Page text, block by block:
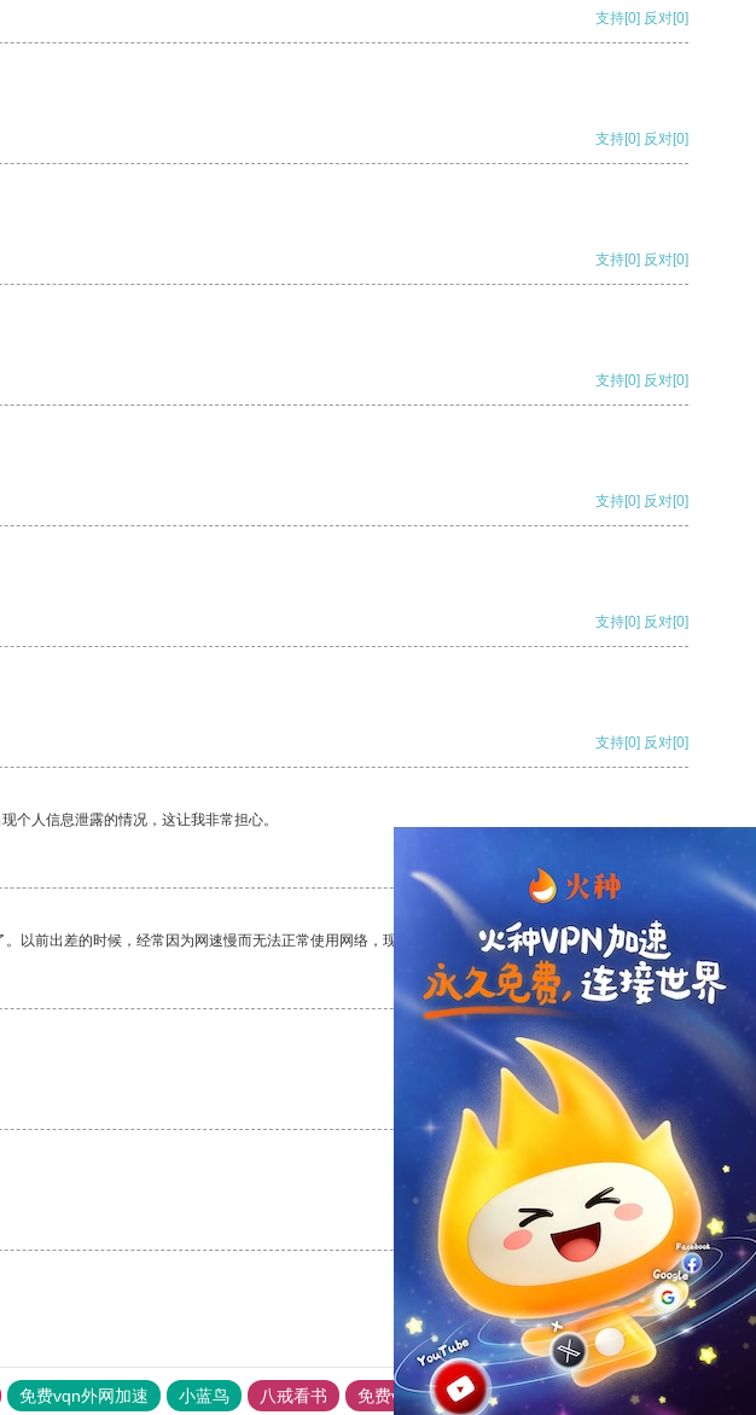
支持[0] 反对[0]
支持[0] 反对[0]
支持[0] 反对[0]
支持[0] 反对[0]
支持[0] 反对[0]
支持[0] 反对[0]
支持[0] 反对[0]
个人信息泄露的情况，这让我非常担心。
以前出差的时候，经常因为网速慢而无法正常使用网络，现在有了这个app，我再也不用担心了。
支持 [0] 反对[0]
支持[0] 反对
支持[0] 反对[0]
免费vqn外网加速 小蓝鸟 八戒看书 免费vps加速器外网苹果版 黑豹加速器